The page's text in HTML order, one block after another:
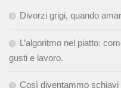
Divorzi grigi, quando
L’algoritmo nel piatto:
gusti e lavoro.
Così diventammo schiavi